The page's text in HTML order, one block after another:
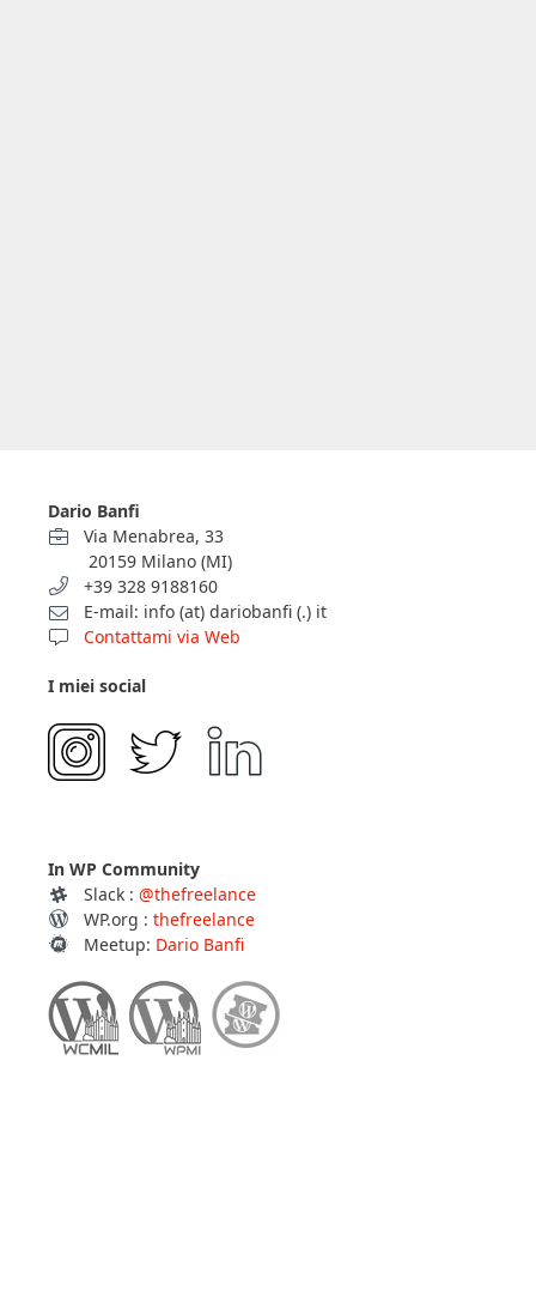
Dario Banfi
Via Menabrea, 33
20159 Milano (MI)
+39 328 9188160
E-mail: info (at) dariobanfi (.) it
Contattami via Web
I miei social
In WP Community
Slack : @thefreelance
WP.org : thefreelance
Meetup: Dario Banfi